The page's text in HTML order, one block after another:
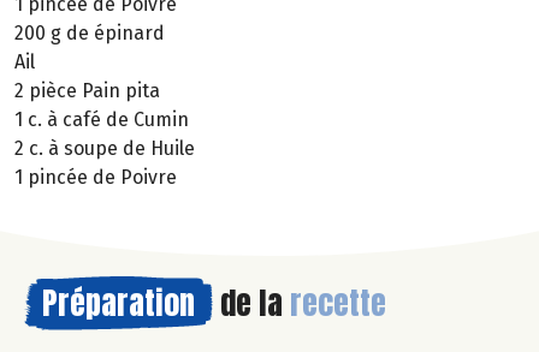
200 g de épinard
Ail
2 pièce Pain pita
1 c. à café de Cumin
2 c. à soupe de Huile
1 pincée de Poivre
Préparation de la recette